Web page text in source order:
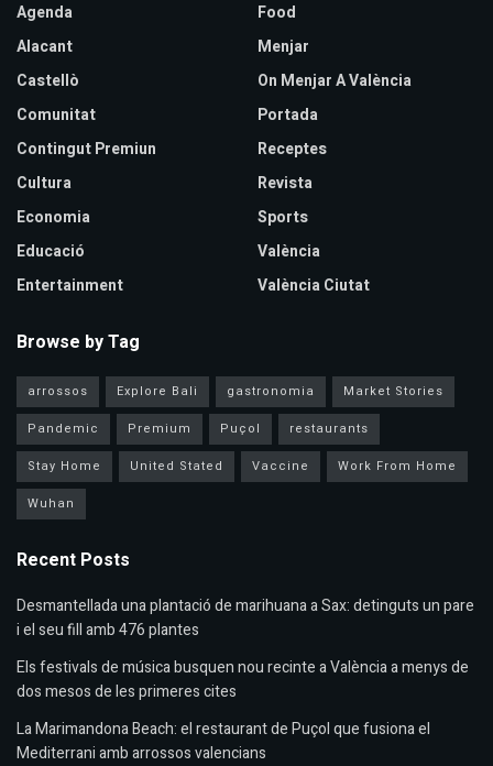
Agenda
Alacant
Castellò
Comunitat
Contingut Premiun
Cultura
Economia
Educació
Entertainment
Food
Menjar
On Menjar A València
Portada
Receptes
Revista
Sports
València
València Ciutat
Browse by Tag
arrossos Explore Bali gastronomia
Market Stories
Pandemic
Premium Puçol
restaurants
Stay Home
United Stated Vaccine
Work From Home
Wuhan
Recent Posts
Desmantellada una plantació de marihuana a Sax: detinguts un pare
i el seu fill amb 476 plantes
Els festivals de música busquen nou recinte a València a menys de
dos mesos de les primeres cites
La Marimandona Beach: el restaurant de Puçol que fusiona el
Mediterrani amb arrossos valencians